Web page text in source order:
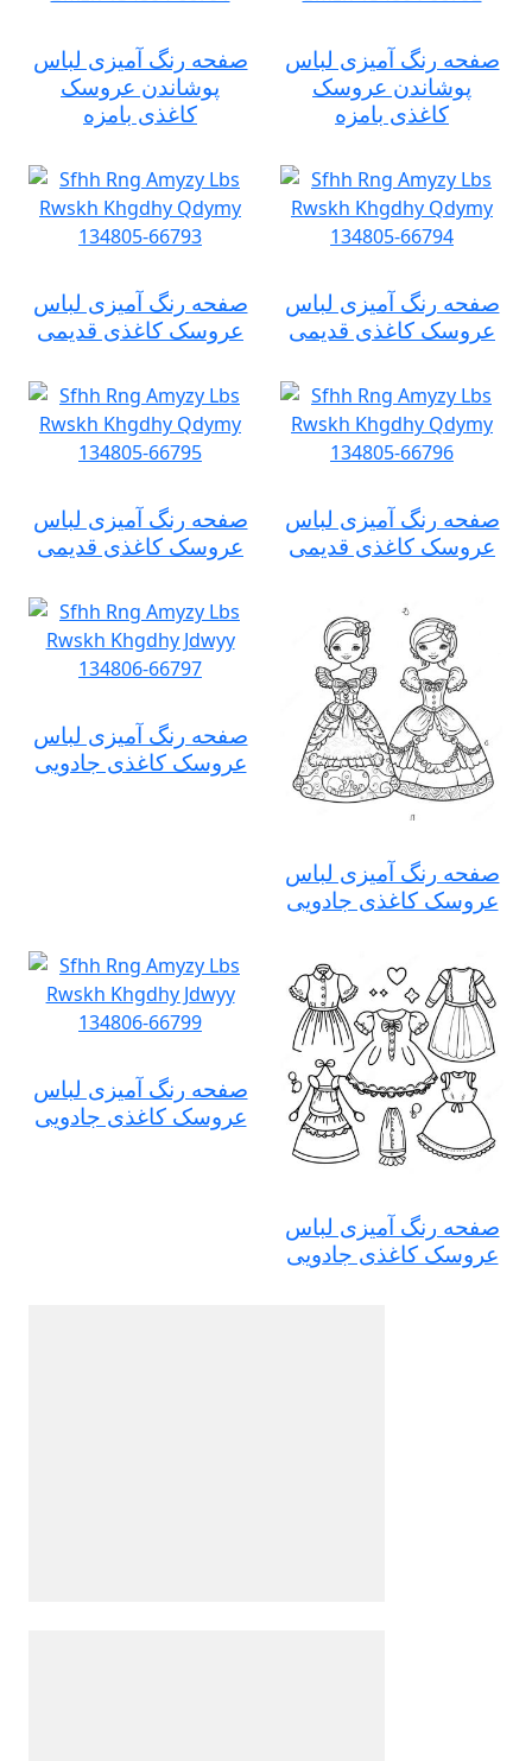
صفحه رنگ آمیزی لباس
پوشاندن عروسک
کاغذی بامزه
صفحه رنگ آمیزی لباس
پوشاندن عروسک
کاغذی بامزه
صفحه رنگ آمیزی لباس
عروسک کاغذی قدیمی
صفحه رنگ آمیزی لباس
عروسک کاغذی قدیمی
صفحه رنگ آمیزی لباس
عروسک کاغذی قدیمی
صفحه رنگ آمیزی لباس
عروسک کاغذی قدیمی
صفحه رنگ آمیزی لباس
عروسک کاغذی جادویی
صفحه رنگ آمیزی لباس
عروسک کاغذی جادویی
صفحه رنگ آمیزی لباس
عروسک کاغذی جادویی
صفحه رنگ آمیزی لباس
عروسک کاغذی جادویی